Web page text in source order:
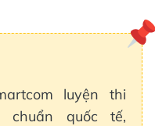
luyện thi
chuẩn quốc tế,